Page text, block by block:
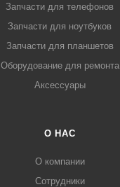
Запчасти для телефонов
Запчасти для ноутбуков
Запчасти для планшетов
Оборудование для ремонта
Аксессуары
О НАС
О компании
Сотрудники